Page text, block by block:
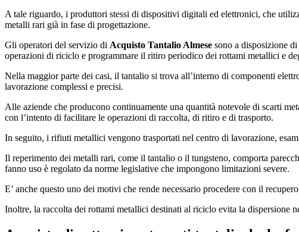
A tale riguardo, i produttori stessi di dispositivi digitali ed elettronici, che
metalli rari già in fase di progettazione.
Gli operatori del servizio di Acquisto Tantalio Almese sono a disposizione
operazioni di riciclo e programmare il ritiro periodico dei rottami metallici e
Nella maggior parte dei casi, il tantalio si trova all’interno di componenti
lavorazione complessi e precisi.
Alle aziende che producono continuamente una quantità notevole di scarti
con l’intento di facilitare le operazioni di raccolta, di ritiro e di trasporto.
In seguito, i rifiuti metallici vengono trasportati nel centro di lavorazione,
Il reperimento dei metalli rari, come il tantalio o il tungsteno, comporta
fanno uso è regolato da norme legislative che impongono limitazioni severe.
E’ anche questo uno dei motivi che rende necessario procedere con il
Inoltre, la raccolta dei rottami metallici destinati al riciclo evita la dispersione